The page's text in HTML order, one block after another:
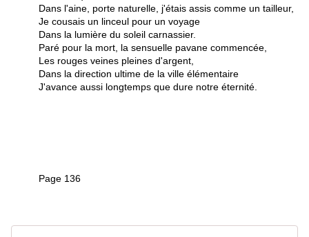
Dans l'aine, porte naturelle, j'étais assis comme un tailleur,
Je cousais un linceul pour un voyage
Dans la lumière du soleil carnassier.
Paré pour la mort, la sensuelle pavane commencée,
Les rouges veines pleines d'argent,
Dans la direction ultime de la ville élémentaire
J'avance aussi longtemps que dure notre éternité.
Page 136